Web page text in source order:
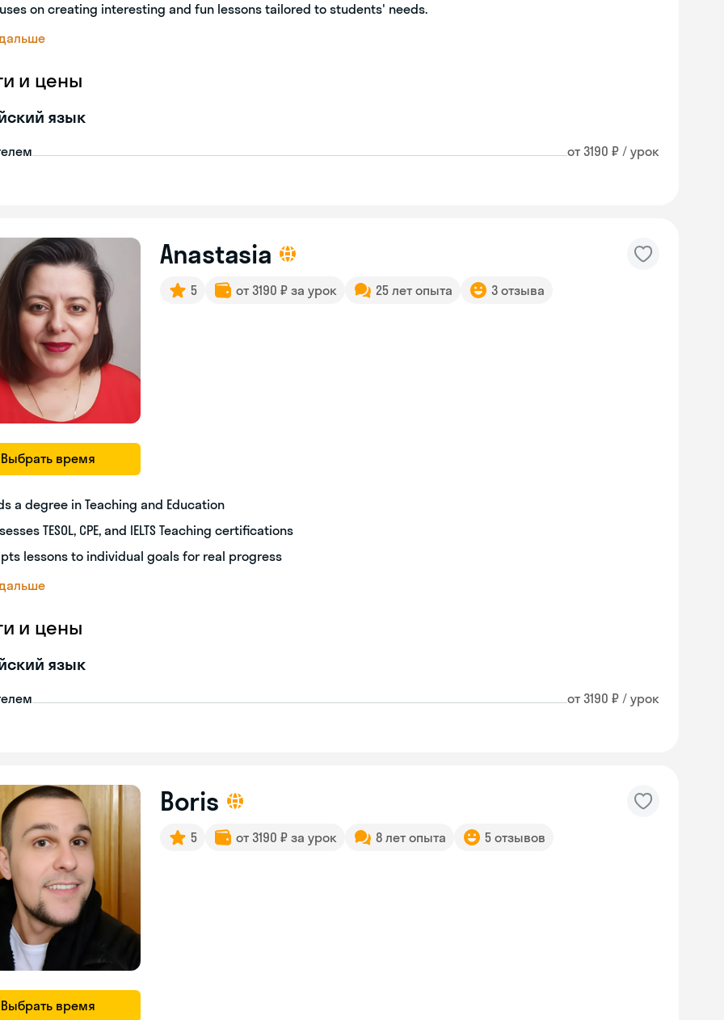
on creating interesting and fun lessons tailored to students' needs.
и цены
язык
от 3190 ₽ / урок
Выбрать время
Anastasia
5 от 3190 ₽ за урок 25 лет опыта 3 отзыва
a degree in Teaching and Education
TESOL, CPE, and IELTS Teaching certifications
lessons to individual goals for real progress
и цены
язык
от 3190 ₽ / урок
Выбрать время
Boris
5 от 3190 ₽ за урок 8 лет опыта 5 отзывов